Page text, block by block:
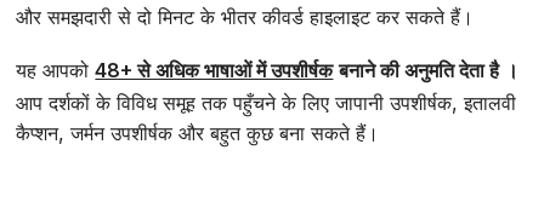
और समझदारी से दो मिनट के भीतर कीवर्ड हाइलाइट कर सकते हैं।
यह आपको48+ से अधिक भाषाओं में उपशीर्षक बनाने की अनुमति देता है ।
आप दर्शकों के विविध समूह तक पहुँचने के लिए जापानी उपशीर्षक, इतालवी
कैप्शन, जर्मन उपशीर्षक और बहुत कुछ बना सकते हैं।